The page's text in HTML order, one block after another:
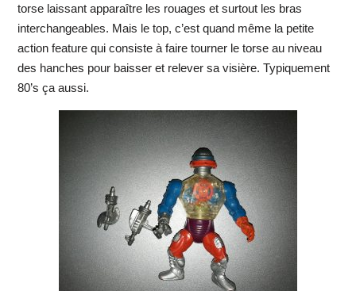
torse laissant apparaître les rouages et surtout les bras
interchangeables. Mais le top, c’est quand même la petite
action feature qui consiste à faire tourner le torse au niveau
des hanches pour baisser et relever sa visière. Typiquement
80’s ça aussi.